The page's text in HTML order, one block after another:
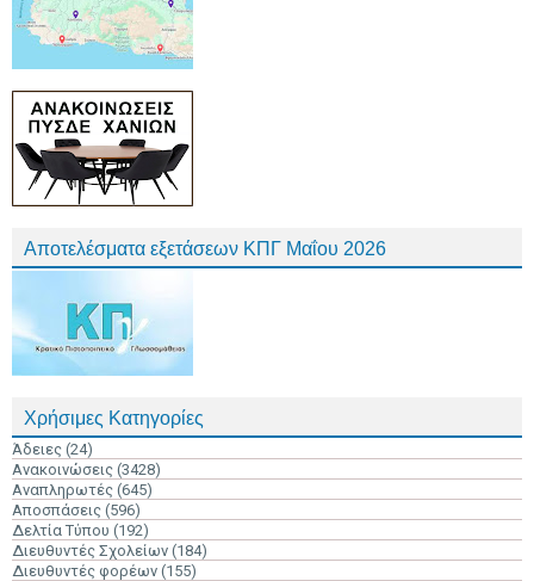
Αποτελέσματα εξετάσεων ΚΠΓ Μαΐου 2026
Χρήσιμες Κατηγορίες
Άδειες (24)
Ανακοινώσεις (3428)
Αναπληρωτές (645)
Αποσπάσεις (596)
Δελτία Τύπου (192)
Διευθυντές Σχολείων (184)
Διευθυντές φορέων (155)